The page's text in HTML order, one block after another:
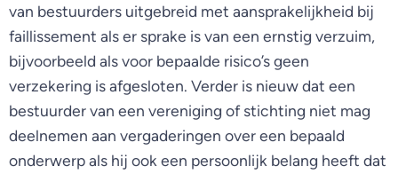
van bestuurders uitgebreid met aansprakelijkheid bij
faillissement als er sprake is van een ernstig verzuim,
bijvoorbeeld als voor bepaalde risico’s geen
verzekering is afgesloten. Verder is nieuw dat een
bestuurder van een vereniging of stichting niet mag
deelnemen aan vergaderingen over een bepaald
onderwerp als hij ook een persoonlijk belang heeft dat